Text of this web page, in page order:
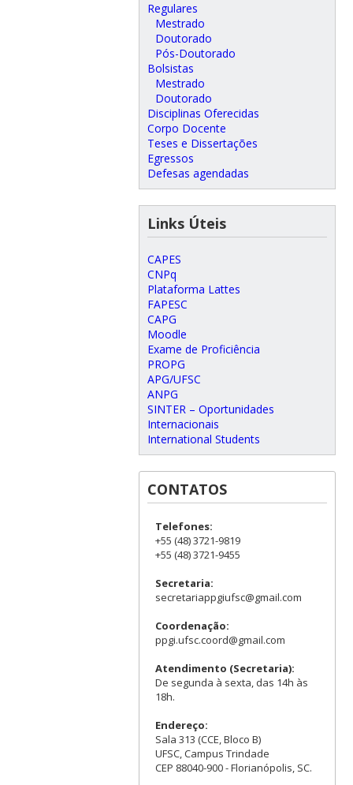
Regulares
Mestrado
Doutorado
Pós-Doutorado
Bolsistas
Mestrado
Doutorado
Disciplinas Oferecidas
Corpo Docente
Teses e Dissertações
Egressos
Defesas agendadas
Links Úteis
CAPES
CNPq
Plataforma Lattes
FAPESC
CAPG
Moodle
Exame de Proficiência
PROPG
APG/UFSC
ANPG
SINTER – Oportunidades
Internacionais
International Students
CONTATOS
Telefones:
+55 (48) 3721-9819
+55 (48) 3721-9455
Secretaria:
secretariappgiufsc@gmail.com
Coordenação:
ppgi.ufsc.coord@gmail.com
Atendimento (Secretaria):
De segunda à sexta, das 14h às
18h.
Endereço:
Sala 313 (CCE, Bloco B)
UFSC, Campus Trindade
CEP 88040-900 - Florianópolis, SC.